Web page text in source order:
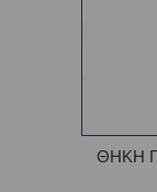
ΘΗΚΗ